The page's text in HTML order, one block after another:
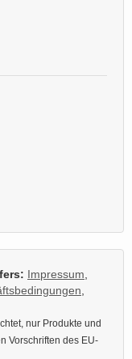
Impressum,
,
nur Produkte und
Vorschriften des EU-